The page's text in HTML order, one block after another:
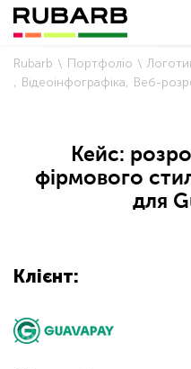
Rubarb Портфоліо
Відеоінфографіка
Веб-
Кейс:
фірмового
для
Клієнт: